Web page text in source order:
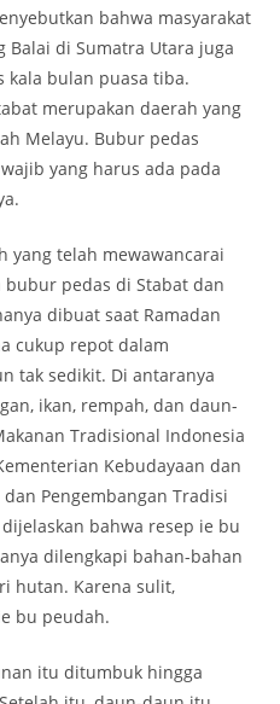
bahwa masyarakat
Balai di Sumatra Utara juga
bulan puasa tiba.
merupakan daerah yang
Melayu. Bubur pedas
yang harus ada pada
yang telah mewawancarai
pedas di Stabat dan
dibuat saat Ramadan
cukup repot dalam
tak sedikit. Di antaranya
ikan, rempah, dan daun-
Tradisional Indonesia
Kebudayaan dan
Pengembangan Tradisi
bahwa resep ie bu
dilengkapi bahan-bahan
hutan. Karena sulit,
bu peudah.
itu ditumbuk hingga